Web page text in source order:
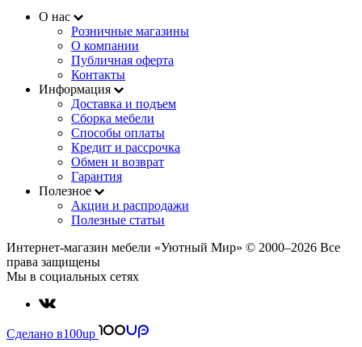
О нас
Розничные магазины
О компании
Публичная оферта
Контакты
Информация
Доставка и подъем
Сборка мебели
Способы оплаты
Кредит и рассрочка
Обмен и возврат
Гарантия
Полезное
Акции и распродажи
Полезные статьи
Интернет-магазин мебели «Уютный Мир» © 2000‒2026 Все
права защищены
Мы в социальных сетях
Сделано в100up